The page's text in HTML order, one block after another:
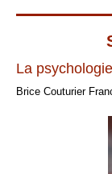
La
Brice Couturier